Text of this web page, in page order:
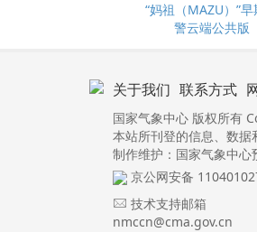
“妈祖（MAZU）”早
警云端公共版
关于我们 联系方式
国家气象中心 版权所有
本站所刊登的信息、数
制作维护：国家气象中
京公网安备
技术支持邮箱
nmccn@cma.gov.cn